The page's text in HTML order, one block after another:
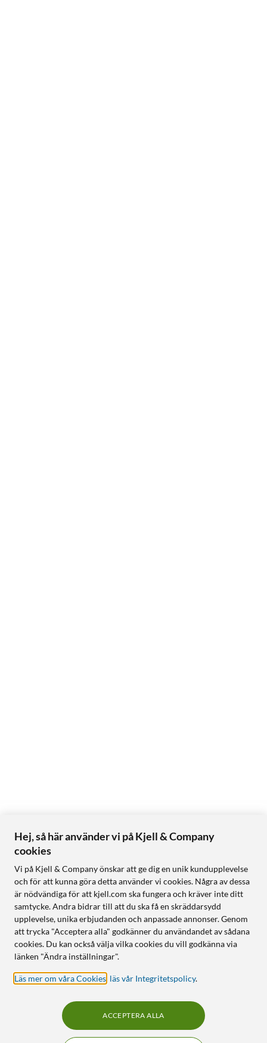
Hej, så här använder vi på Kjell & Company
cookies
Vi på Kjell & Company önskar att ge dig en unik kundupplevelse
och för att kunna göra detta använder vi cookies. Några av dessa
är nödvändiga för att kjell.com ska fungera och kräver inte ditt
samtycke. Andra bidrar till att du ska få en skräddarsydd
upplevelse, unika erbjudanden och anpassade annonser. Genom
att trycka "Acceptera alla" godkänner du användandet av sådana
cookies. Du kan också välja vilka cookies du vill godkänna via
länken "Ändra inställningar".
Läs mer om våra Cookies läs vår Integritetspolicy.
ACCEPTERA ALLA